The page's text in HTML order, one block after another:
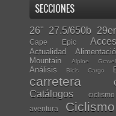
SECCIONES
26" 27.5/650b 29er
Cape Epic
Actualidad
Mountain
Alpine
Análisis Bicis Cargo
carretera
Catálogos
aventura